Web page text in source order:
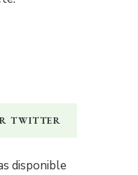
TWITTER
disponible